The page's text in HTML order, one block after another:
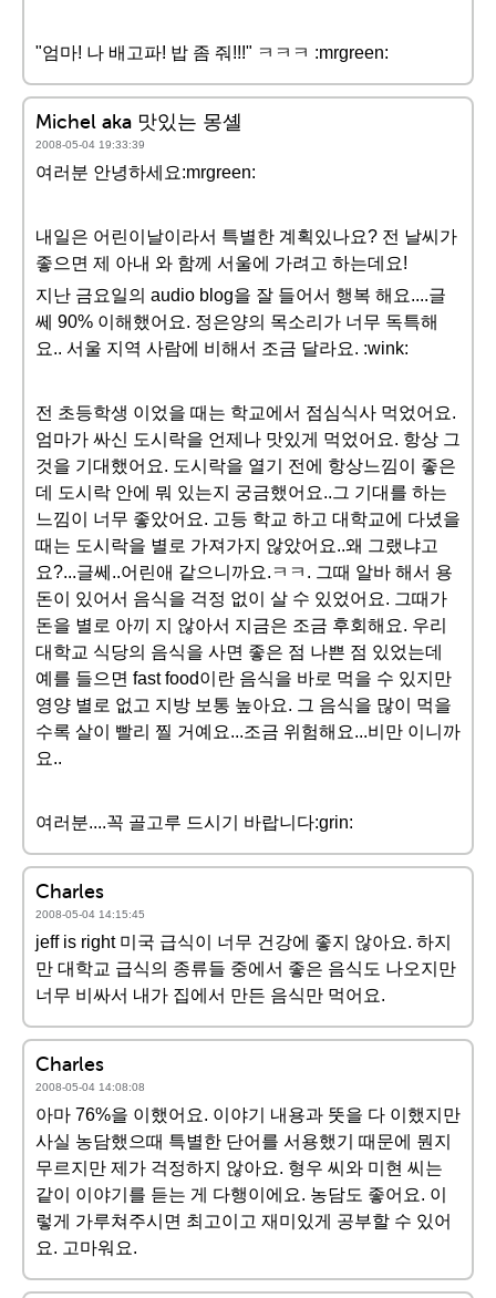
"엄마! 나 배고파! 밥 좀 줘!!!" ㅋㅋㅋ :mrgreen:
Michel aka 맛있는 몽셸
2008-05-04 19:33:39
여러분 안녕하세요:mrgreen:
내일은 어린이날이라서 특별한 계획있나요? 전 날씨가
좋으면 제 아내 와 함께 서울에 가려고 하는데요!
지난 금요일의 audio blog을 잘 들어서 행복 해요....글
쎄 90% 이해했어요. 정은양의 목소리가 너무 독특해
요.. 서울 지역 사람에 비해서 조금 달라요. :wink:
전 초등학생 이었을 때는 학교에서 점심식사 먹었어요.
엄마가 싸신 도시락을 언제나 맛있게 먹었어요. 항상 그
것을 기대했어요. 도시락을 열기 전에 항상느낌이 좋은
데 도시락 안에 뭐 있는지 궁금했어요..그 기대를 하는
느낌이 너무 좋았어요. 고등 학교 하고 대학교에 다녔을
때는 도시락을 별로 가져가지 않았어요..왜 그랬냐고
요?...글쎄..어린애 같으니까요.ㅋㅋ. 그때 알바 해서 용
돈이 있어서 음식을 걱정 없이 살 수 있었어요. 그때가
돈을 별로 아끼 지 않아서 지금은 조금 후회해요. 우리
대학교 식당의 음식을 사면 좋은 점 나쁜 점 있었는데
예를 들으면 fast food이란 음식을 바로 먹을 수 있지만
영양 별로 없고 지방 보통 높아요. 그 음식을 많이 먹을
수록 살이 빨리 찔 거예요...조금 위험해요...비만 이니까
요..
여러분....꼭 골고루 드시기 바랍니다:grin:
Charles
2008-05-04 14:15:45
jeff is right 미국 급식이 너무 건강에 좋지 않아요. 하지
만 대학교 급식의 종류들 중에서 좋은 음식도 나오지만
너무 비싸서 내가 집에서 만든 음식만 먹어요.
Charles
2008-05-04 14:08:08
아마 76%을 이했어요. 이야기 내용과 뚯을 다 이했지만
사실 농담했으때 특별한 단어를 서용했기 때문에 뭔지
무르지만 제가 걱정하지 않아요. 형우 씨와 미현 씨는
같이 이야기를 듣는 게 다행이에요. 농담도 좋어요. 이
렇게 가루쳐주시면 최고이고 재미있게 공부할 수 있어
요. 고마워요.